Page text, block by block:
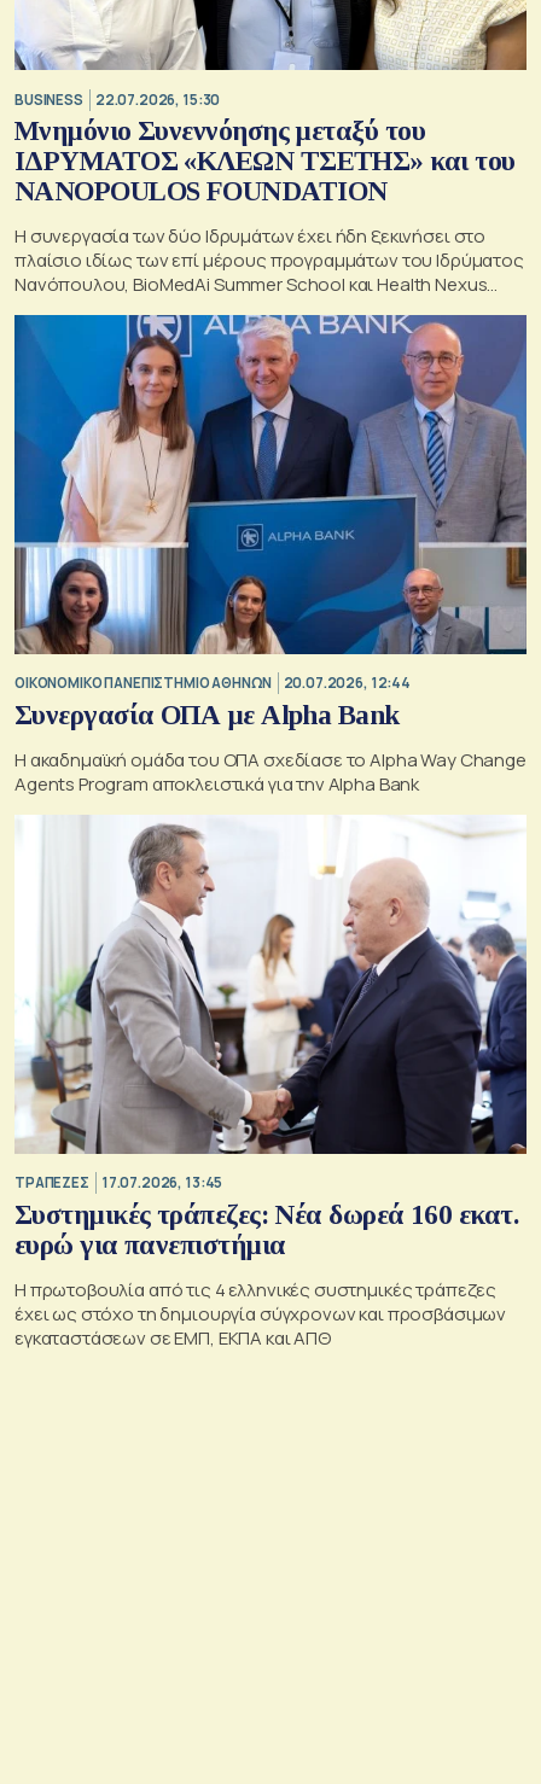
BUSINESS 22.07.2026, 15:30
Μνημόνιο Συνεννόησης μεταξύ του
ΙΔΡΥΜΑΤΟΣ «ΚΛΕΩΝ ΤΣΕΤΗΣ» και του
NANOPOULOS FOUNDATION
Η συνεργασία των δύο Ιδρυμάτων έχει ήδη ξεκινήσει στο
πλαίσιο ιδίως των επί μέρους προγραμμάτων του Ιδρύματος
Νανόπουλου, BioMedAi Summer School και Health Nexus
ΟΙΚΟΝΟΜΙΚΟ ΠΑΝΕΠΙΣΤΗΜΙΟ ΑΘΗΝΩΝ 20.07.2026, 12:44
Συνεργασία ΟΠΑ με Alpha Bank
Η ακαδημαϊκή ομάδα του ΟΠΑ σχεδίασε το Alpha Way Change
Agents Program αποκλειστικά για την Alpha Bank
ΤΡΑΠΕΖΕΣ 17.07.2026, 13:45
Συστημικές τράπεζες: Νέα δωρεά 160 εκατ.
ευρώ για πανεπιστήμια
Η πρωτοβουλία από τις 4 ελληνικές συστημικές τράπεζες
έχει ως στόχο τη δημιουργία σύγχρονων και προσβάσιμων
εγκαταστάσεων σε ΕΜΠ, ΕΚΠΑ και ΑΠΘ